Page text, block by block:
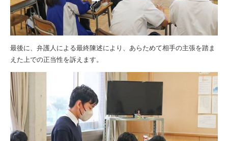
最後に、弁護人による最終陳述により、あらためて相手の主張を踏ま
えた上での正当性を訴えます。